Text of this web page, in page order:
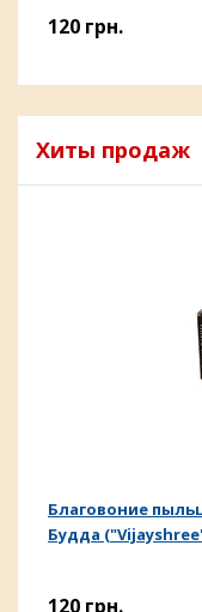
120 грн.
Хиты продаж
Благовоние
Будда
120 грн.